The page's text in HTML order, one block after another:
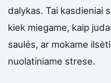
dalykas. Tai kasdieniai
kiek miegame, kaip
saulės, ar mokame
nuolatiniame strese.